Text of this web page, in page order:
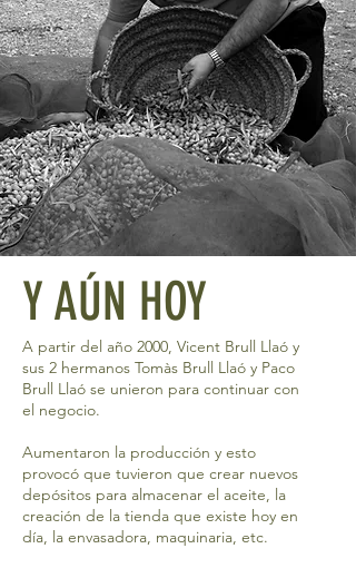
Y AÚN HOY
A partir del año 2000, Vicent Brull Llaó y
sus 2 hermanos Tomàs Brull Llaó y Paco
Brull Llaó se unieron para continuar con
el negocio.
Aumentaron la producción y esto
provocó que tuvieron que crear nuevos
depósitos para almacenar el aceite, la
creación de la tienda que existe hoy en
día, la envasadora, maquinaria, etc.